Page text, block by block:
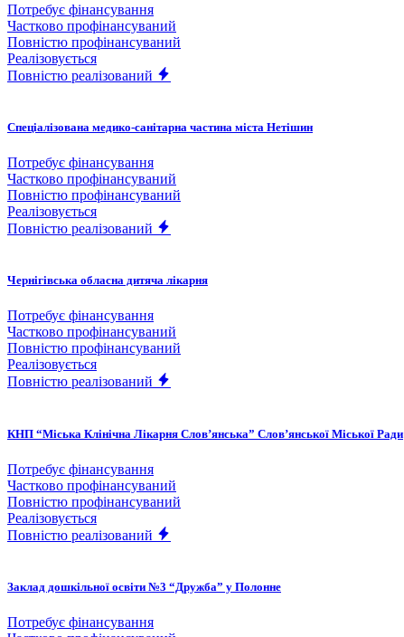
Потребує фінансування
Частково профінансуваний
Повністю профінансуваний
Реалізовується
Повністю реалізований
Спеціалізована медико-санітарна частина міста Нетішин
Потребує фінансування
Частково профінансуваний
Повністю профінансуваний
Реалізовується
Повністю реалізований
Чернігівська обласна дитяча лікарня
Потребує фінансування
Частково профінансуваний
Повністю профінансуваний
Реалізовується
Повністю реалізований
КНП “Міська Клінічна Лікарня Слов’янська” Слов’янської Міської Ради
Потребує фінансування
Частково профінансуваний
Повністю профінансуваний
Реалізовується
Повністю реалізований
Заклад дошкільної освіти №3 “Дружба” у Полонне
Потребує фінансування